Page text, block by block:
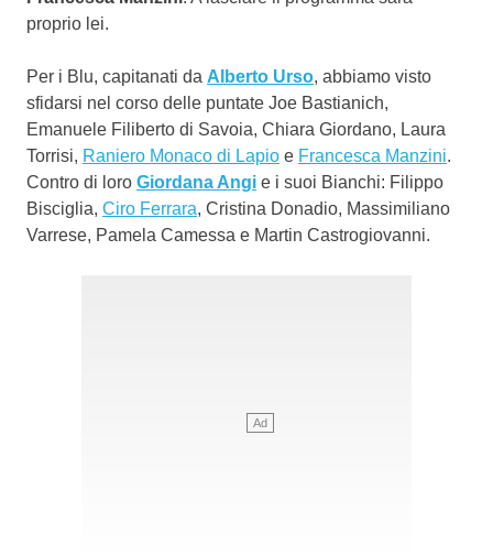
proprio lei.
Per i Blu, capitanati da Alberto Urso, abbiamo visto
sfidarsi nel corso delle puntate Joe Bastianich,
Emanuele Filiberto di Savoia, Chiara Giordano, Laura
Torrisi, Raniero Monaco di Lapio e Francesca Manzini.
Contro di loro Giordana Angi e i suoi Bianchi: Filippo
Bisciglia, Ciro Ferrara, Cristina Donadio, Massimiliano
Varrese, Pamela Camessa e Martin Castrogiovanni.